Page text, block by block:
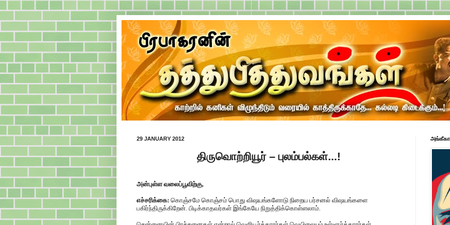
29 JANUARY 2012
திருவொற்றியூர் – புலம்பல்கள்...!
அன்புள்ள வலைப்பூவிற்கு,
எச்சரிக்கை: கொஞ்சமே கொஞ்சம் பொது விஷயங்களோடு நிறைய பர்சனல் விஷயங்களை
பகிர்ந்திருக்கிறேன். பிடிக்காதவர்கள் இங்கேயே நிறுத்திக்கொள்ளலாம்.